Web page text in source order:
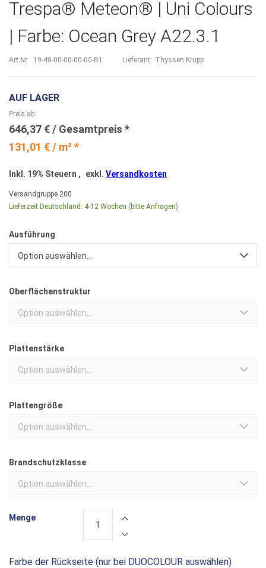
Trespa® Meteon® | Uni Colours
| Farbe: Ocean Grey A22.3.1
Art.Nr. 19-48-00-00-00-00-B1 Lieferant: Thyssen Krupp
AUF LAGER
131,01 € / m² *
Preis ab
646,37 €
Inkl. 19% Steuern , exkl. Versandkosten
Versandgruppe 200
Lieferzeit Deutschland: 4-12 Wochen (bitte Anfragen)
Ausführung
Option auswählen...
Oberflächenstruktur
Option auswählen...
Plattenstärke
Option auswählen...
Plattengröße
Option auswählen...
Brandschutzklasse
Option auswählen...
Farbe der Rückseite (nur bei DUOCOLOUR auswählen)
Menge